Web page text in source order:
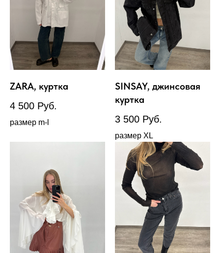
ZARA, куртка
4 500 Руб.
размер m-l
SINSAY, джинсовая
куртка
3 500 Руб.
размер XL